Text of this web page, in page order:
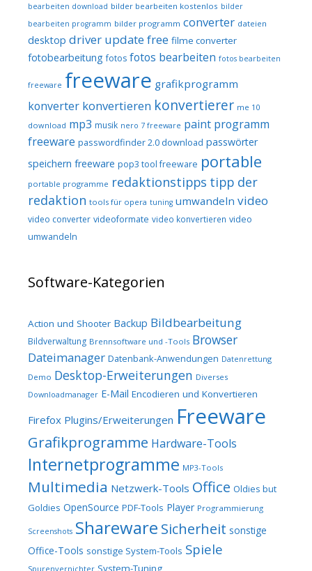
bearbeiten download bilder bearbeiten kostenlos bilder
bearbeiten programm bilder programm converter dateien
desktop driver update free filme converter
fotobearbeitung fotos fotos bearbeiten fotos bearbeiten
freeware freeware grafikprogramm
konverter konvertieren konvertierer me 10
download mp3 musik nero 7 freeware paint programm
freeware passwordfinder 2.0 download passwörter
speichern freeware pop3 tool freeware portable
portable programme redaktionstipps tipp der
redaktion tools für opera tuning umwandeln video
video converter videoformate video konvertieren video
umwandeln
Software-Kategorien
Action und Shooter Backup Bildbearbeitung
Bildverwaltung Brennsoftware und -Tools Browser
Dateimanager Datenbank-Anwendungen Datenrettung
Demo Desktop-Erweiterungen Diverses
Downloadmanager E-Mail Encodieren und Konvertieren
Firefox Plugins/Erweiterungen Freeware
Grafikprogramme Hardware-Tools
Internetprogramme MP3-Tools
Multimedia Netzwerk-Tools Office Oldies but
Goldies OpenSource PDF-Tools Player Programmierung
Screenshots Shareware Sicherheit sonstige
Office-Tools sonstige System-Tools Spiele
Spurenvernichter System-Tuning